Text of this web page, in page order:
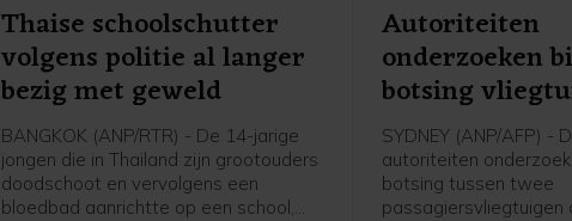
Thaise schoolschutter
volgens politie al langer
bezig met geweld
BANGKOK (ANP/RTR) - De 14-jarige
jongen die in Thailand zijn grootouders
doodschoot en vervolgens een
bloedbad aanrichtte op een school,
Autoriteiten
onderzoeken
botsing
Sydney
SYDNEY (ANP/AFP) -
autoriteiten
botsing tussen twee
passagiersvliegtuigen